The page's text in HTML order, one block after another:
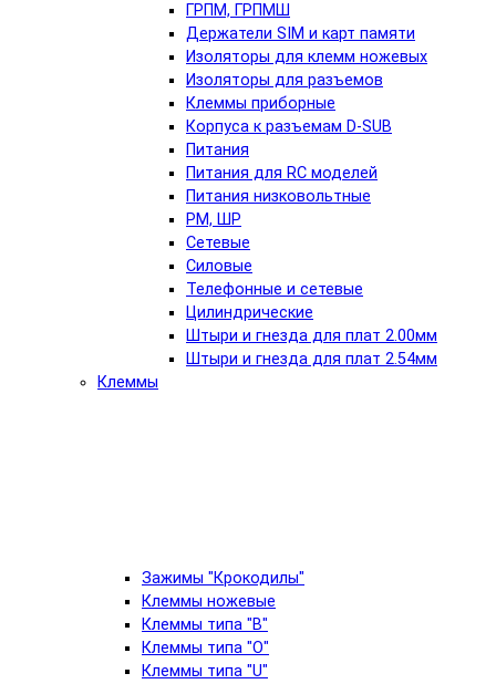
ГРПМ, ГРПМШ
Держатели SIM и карт памяти
Изоляторы для клемм ножевых
Изоляторы для разъемов
Клеммы приборные
Корпуса к разъемам D-SUB
Питания
Питания для RC моделей
Питания низковольтные
РМ, ШР
Сетевые
Силовые
Телефонные и сетевые
Цилиндрические
Штыри и гнезда для плат 2.00мм
Штыри и гнезда для плат 2.54мм
Клеммы
Зажимы "Крокодилы"
Клеммы ножевые
Клеммы типа "B"
Клеммы типа "O"
Клеммы типа "U"